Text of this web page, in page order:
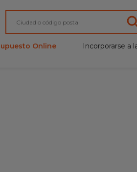
Online Incorporarse a